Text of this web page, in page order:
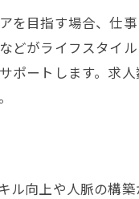
を目指す場合、仕
どがライフスタイ
ポートします。求
ル向上や人脈の構